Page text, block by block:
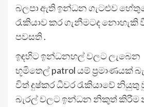
බලපා ඇති ඉන්ධන ගැටළුව
රැකියාව කර ගැනීමටද නොහැකි
පවසති .
ඉඳහිට ඉන්ධනහල් වලට ලැබෙන
භූමිතෙල් patrol යම් ප්‍රමාණයක්
විත් දුෂ්කර ධීවර රැකියාවේ
බැරල් වලට ඉන්ධන නිකුත් කිරීම